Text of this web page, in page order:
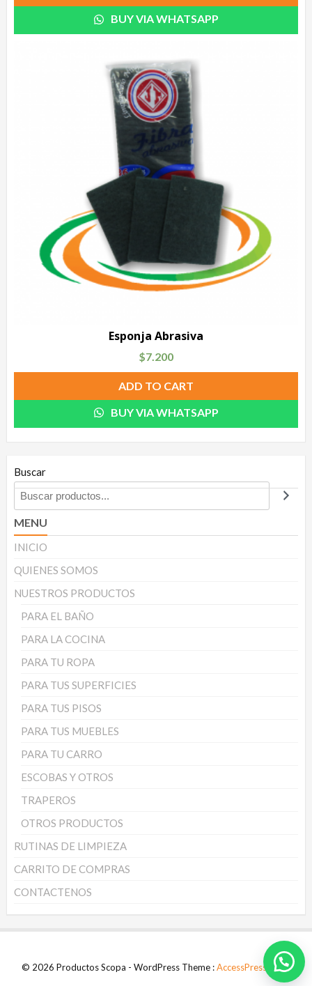
BUY VIA WHATSAPP
Esponja Abrasiva
$7.200
ADD TO CART
BUY VIA WHATSAPP
Buscar
MENU
INICIO
QUIENES SOMOS
NUESTROS PRODUCTOS
PARA EL BAÑO
PARA LA COCINA
PARA TU ROPA
PARA TUS SUPERFICIES
PARA TUS PISOS
PARA TUS MUEBLES
PARA TU CARRO
ESCOBAS Y OTROS
TRAPEROS
OTROS PRODUCTOS
RUTINAS DE LIMPIEZA
CARRITO DE COMPRAS
CONTACTENOS
© 2026 Productos Scopa - WordPress Theme :AccessPress Store